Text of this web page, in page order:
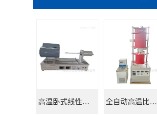
高温卧式线性热膨胀系数测定仪 全自动高温比热容测试仪